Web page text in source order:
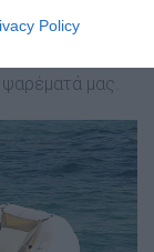
Policy
κινητήρα
µας.